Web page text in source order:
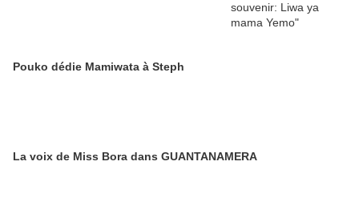
Pouko dédie Mamiwata à Steph
La voix de Miss Bora dans GUANTANAMERA